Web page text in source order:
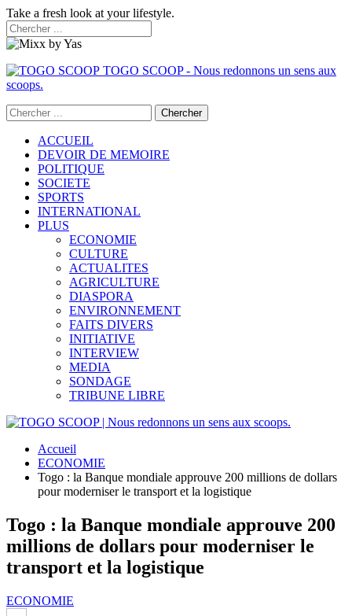
Take a fresh look at your lifestyle.
TOGO SCOOP - Nous redonnons un sens aux
scoops.
ACCUEIL
DEVOIR DE MEMOIRE
POLITIQUE
SOCIETE
SPORTS
INTERNATIONAL
PLUS
ECONOMIE
CULTURE
ACTUALITES
AGRICULTURE
DIASPORA
ENVIRONNEMENT
FAITS DIVERS
INITIATIVE
INTERVIEW
MEDIA
SONDAGE
TRIBUNE LIBRE
Accueil
ECONOMIE
Togo : la Banque mondiale approuve 200 millions de dollars
pour moderniser le transport et la logistique
Togo : la Banque mondiale approuve 200
millions de dollars pour moderniser le
transport et la logistique
ECONOMIE